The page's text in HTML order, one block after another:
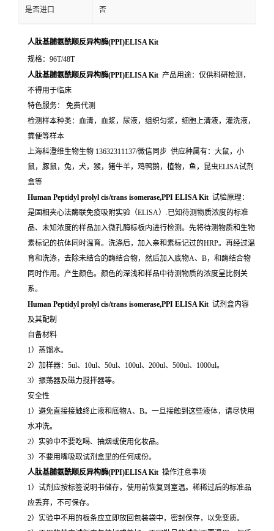
是否进口 否
人肽基脯氨酰顺反异构酶(PPI)ELISA Kit
规格：96T/48T
人肽基脯氨酰顺反异构酶(PPI)ELISA Kit 产品用途：仅供科研检测，
不得用于临床
特色服务： 免费代测
检测样本种类：血清，血浆，尿液，组织匀浆，细胞上清液，灌洗液，
粪便等样本
上海科澄维生物生物 13632311137/微信同步 供应种属有：大鼠，小
鼠，豚鼠，兔，犬，猴，猪牛羊，鸡鸭鹅，植物，鱼，昆虫ELISA试剂
盒等
Human Peptidyl prolyl cis/trans isomerase,PPI ELISA Kit 试验原理：
是固相夹心法酶联免疫吸附实验（ELISA）.已知待测物质浓度的标准
品、未知浓度的样品加入微孔酶标板内进行检测。先将待测物质和生物
素标记的抗体同时温育。洗涤后，加入亲和素标记过的HRP。再经过温
育和洗涤，去除未结合的酶结合物，然后加入底物A、B，和酶结合物
同时作用。产生颜色。颜色的深浅和样品中待测物质的浓度呈比例关
系。
Human Peptidyl prolyl cis/trans isomerase,PPI ELISA Kit 试剂盒内容
及其配制
自备材料
1）蒸馏水。
2）加样器：5ul、10ul、50ul、100ul、200ul、500ul、1000ul。
3）振荡器及磁力搅拌器等。
安全性
1）避免直接接触终止液和底物A、B。一旦接触到这些液体，请尽快用
水冲洗。
2）实验中不要吃喝、抽烟或使用化妆品。
3）不要用嘴吸取试剂盒里的任何成份。
人肽基脯氨酰顺反异构酶(PPI)ELISA Kit 操作注意事项
1）试剂应按标签说明书储存，使用前恢复到室温。稀稀过后的标准品
应丢弃，不可保存。
2）实验中不用的板条应立即放回包装袋中，密封保存，以免变质。